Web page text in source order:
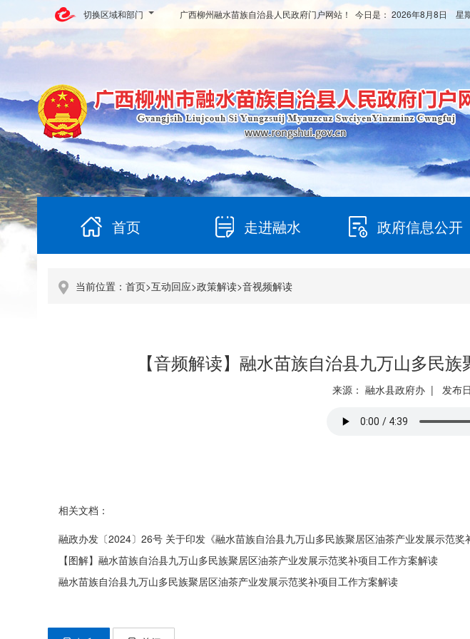
切换区域和部门 广西柳州融水苗族自治县人民政府门户网站！ 今日是： 2026年8月8日 星
首页 走进融水 政府信息公开
当前位置： 首页>互动回应>政策解读>音视频解读
【音频解读】融水苗族自治县九万山多民
来源： 融水县政府办 | 发布
相关文档：
融政办发〔2024〕26号 关于印发《融水苗族自治县九万山多民族聚居区油茶产业发展示范奖
【图解】融水苗族自治县九万山多民族聚居区油茶产业发展示范奖补项目工作方案解读
融水苗族自治县九万山多民族聚居区油茶产业发展示范奖补项目工作方案解读